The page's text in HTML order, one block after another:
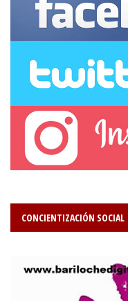
CONCIENTIZACIÓN SOCIAL